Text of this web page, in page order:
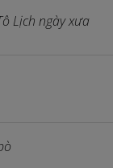
Lịch ngày xưa